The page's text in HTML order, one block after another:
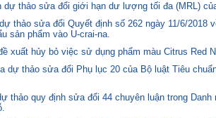
dự thảo sửa đổi giới hạn dư lượng tối đa (MRL)
thảo sửa đổi Quyết định số 262 ngày 11/6/
sản phẩm vào U-crai-na.
xuất hủy bỏ việc sử dụng phẩm màu Citrus Red
dự thảo sửa đổi Phụ lục 20 của Bộ luật Tiêu
thảo quy định sửa đổi 44 chuyên luận trong